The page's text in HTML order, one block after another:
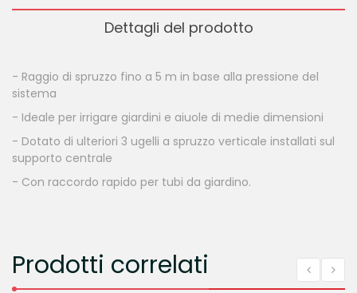
Dettagli del prodotto
- Raggio di spruzzo fino a 5 m in base alla pressione del
sistema
- Ideale per irrigare giardini e aiuole di medie dimensioni
- Dotato di ulteriori 3 ugelli a spruzzo verticale installati sul
supporto centrale
- Con raccordo rapido per tubi da giardino.
Prodotti correlati